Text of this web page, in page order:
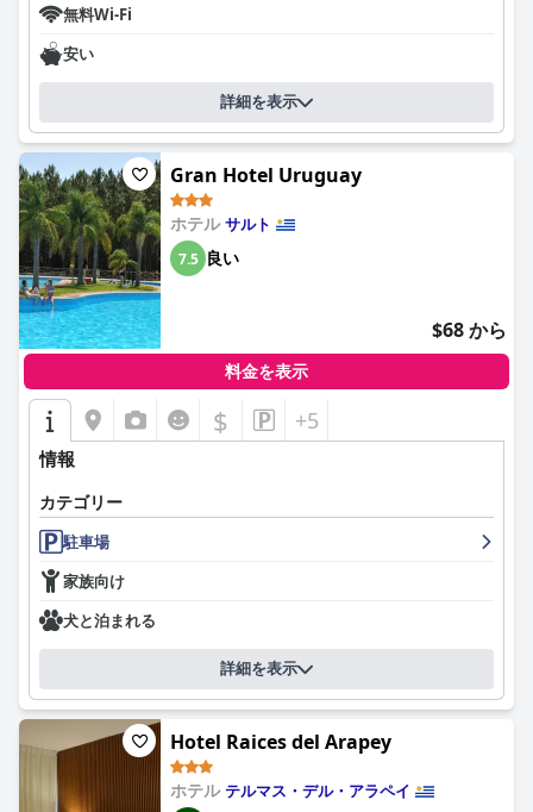
無料Wi-Fi
安い
詳細を表示
Gran Hotel Uruguay
ホテルサルト
7.5 良い
$68 から
料金を表示
$ +5
情報
カテゴリー
駐車場
家族向け
犬と泊まれる
詳細を表示
Hotel Raices del Arapey
ホテル テルマス・デル・アラペイ